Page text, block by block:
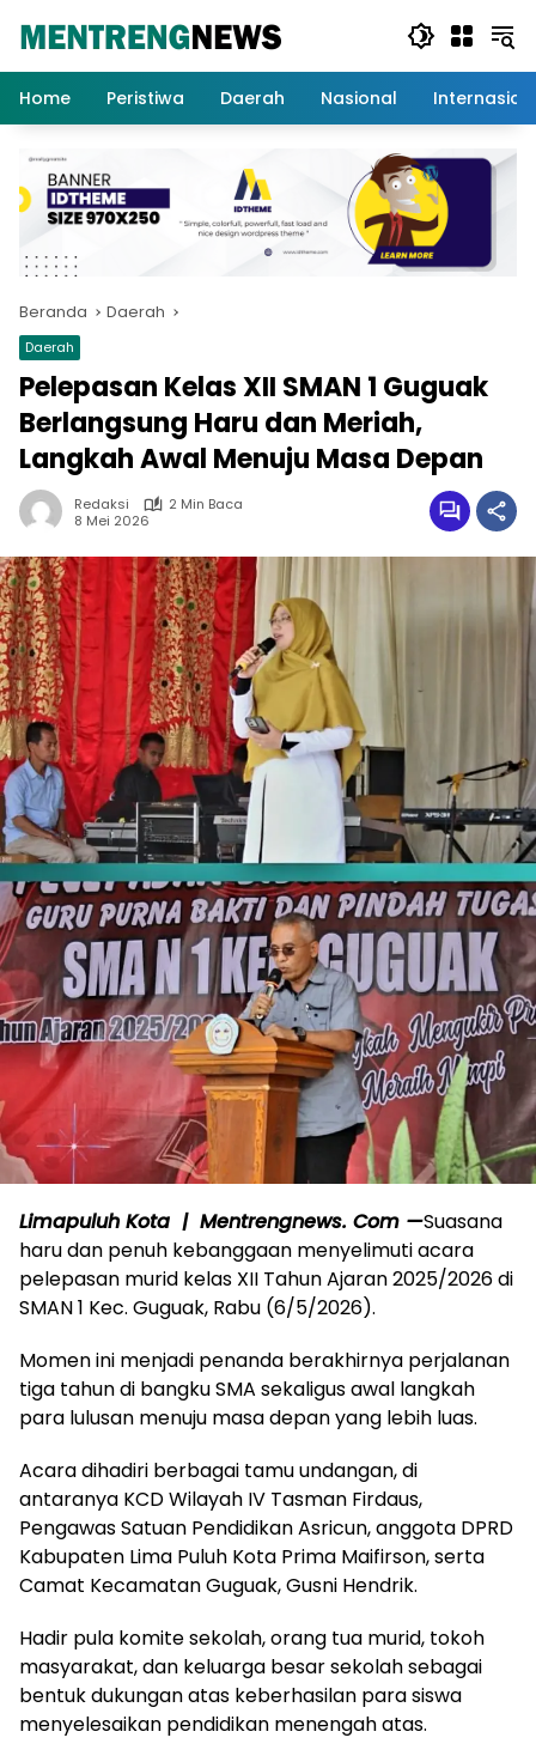
Home
Peristiwa Daerah Nasional
Beranda Daerah
Daerah
Pelepasan Kelas XII SMAN 1 Guguak
Berlangsung Haru dan Meriah,
Langkah Awal Menuju Masa Depan
Redaksi
2 Min Baca
8 Mei 2026
Limapuluh Kota | Mentrengnews. Com —Suasana
haru dan penuh kebanggaan menyelimuti acara
pelepasan murid kelas XII Tahun Ajaran 2025/2026 di
SMAN 1 Kec. Guguak, Rabu (6/5/2026).
Momen ini menjadi penanda berakhirnya perjalanan
tiga tahun di bangku SMA sekaligus awal langkah
para lulusan menuju masa depan yang lebih luas.
Acara dihadiri berbagai tamu undangan, di
antaranya KCD Wilayah IV Tasman Firdaus,
Pengawas Satuan Pendidikan Asricun, anggota DPRD
Kabupaten Lima Puluh Kota Prima Maifirson, serta
Camat Kecamatan Guguak, Gusni Hendrik.
Hadir pula komite sekolah, orang tua murid, tokoh
masyarakat, dan keluarga besar sekolah sebagai
bentuk dukungan atas keberhasilan para siswa
menyelesaikan pendidikan menengah atas.